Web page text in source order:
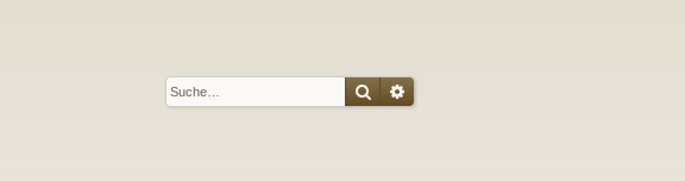
SucheErweiterte Suche